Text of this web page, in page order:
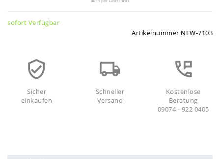
sofort Verfügbar
Artikelnummer NEW-7103
Sicher
einkaufen
Schneller
Versand
Kostenlose
Beratung
09074 - 922 0405